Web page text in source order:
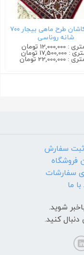
فرش کاشان طرح ماهی بیجار ۷۰۰
شانه روناسی
سفارش
فروشگاه
سفارشات
ما
شوید.
کنید.